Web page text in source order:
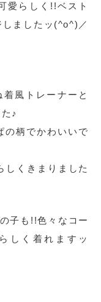
愛らしく!!ベスト
ましたッ(^o^)／
風トレーナーと
♪
の柄でかわいいで
しくきまりました
子も!!色々なコー
しく着れますッ